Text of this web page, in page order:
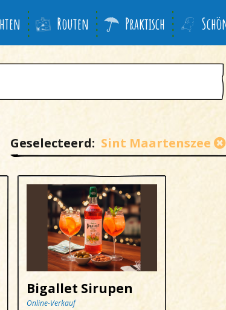
Routen Praktisch
Geselecteerd: Sint Maartenszee
Bigallet Sirupen
Online-Verkauf